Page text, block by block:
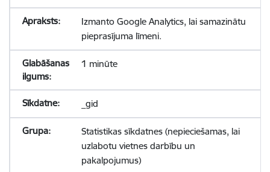
Izmanto Google Analytics, lai samazinātu
pieprasījuma līmeni.
1 minūte
_gid
Statistikas sīkdatnes (nepieciešamas, lai
uzlabotu vietnes darbību un
pakalpojumus)